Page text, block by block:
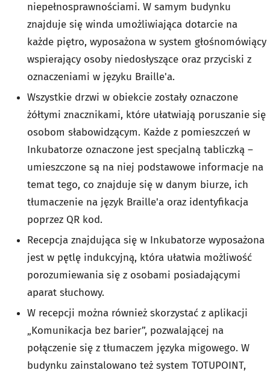
niepełnosprawnościami. W samym budynku
znajduje się winda umożliwiająca dotarcie na
każde piętro, wyposażona w system głośnomówiący
wspierający osoby niedosłyszące oraz przyciski z
oznaczeniami w języku Braille'a.
Wszystkie drzwi w obiekcie zostały oznaczone
żółtymi znacznikami, które ułatwiają poruszanie się
osobom słabowidzącym. Każde z pomieszczeń w
Inkubatorze oznaczone jest specjalną tabliczką –
umieszczone są na niej podstawowe informacje na
temat tego, co znajduje się w danym biurze, ich
tłumaczenie na język Braille'a oraz identyfikacja
poprzez QR kod.
Recepcja znajdująca się w Inkubatorze wyposażona
jest w pętlę indukcyjną, która ułatwia możliwość
porozumiewania się z osobami posiadającymi
aparat słuchowy.
W recepcji można również skorzystać z aplikacji
„Komunikacja bez barier”, pozwalającej na
połączenie się z tłumaczem języka migowego. W
budynku zainstalowano też system TOTUPOINT,